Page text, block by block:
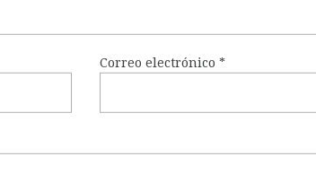
Correo electrónico*